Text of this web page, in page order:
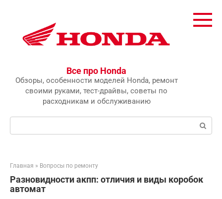
Все про Honda
Обзоры, особенности моделей Honda, ремонт
своими руками, тест-драйвы, советы по
расходникам и обслуживанию
Главная » Вопросы по ремонту
Разновидности акпп: отличия и виды коробок
автомат